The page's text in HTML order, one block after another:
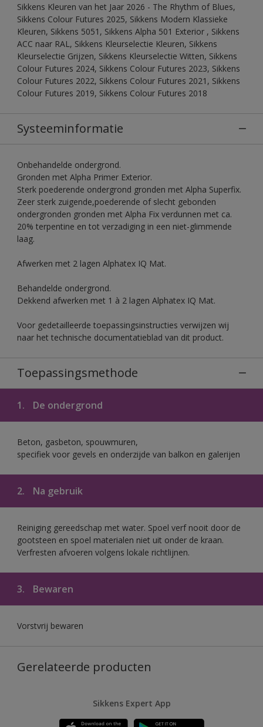
Sikkens Kleuren van het Jaar 2026 - The Rhythm of Blues,
Sikkens Colour Futures 2025, Sikkens Modern Klassieke
Kleuren, Sikkens 5051, Sikkens Alpha 501 Exterior , Sikkens
ACC naar RAL, Sikkens Kleurselectie Kleuren, Sikkens
Kleurselectie Grijzen, Sikkens Kleurselectie Witten, Sikkens
Colour Futures 2024, Sikkens Colour Futures 2023, Sikkens
Colour Futures 2022, Sikkens Colour Futures 2021, Sikkens
Colour Futures 2019, Sikkens Colour Futures 2018
Systeeminformatie
Onbehandelde ondergrond.
Gronden met Alpha Primer Exterior.
Sterk poederende ondergrond gronden met Alpha Superfix.
Zeer sterk zuigende,poederende of slecht gebonden
ondergronden gronden met Alpha Fix verdunnen met ca.
20% terpentine en tot verzadiging in een niet-glimmende
laag.
Afwerken met 2 lagen Alphatex IQ Mat.
Behandelde ondergrond.
Dekkend afwerken met 1 à 2 lagen Alphatex IQ Mat.
Voor gedetailleerde toepassingsinstructies verwijzen wij
naar het technische documentatieblad van dit product.
Toepassingsmethode
1. De ondergrond
Beton, gasbeton, spouwmuren,
specifiek voor gevels en onderzijde van balkon en galerijen
2. Na gebruik
Reiniging gereedschap met water. Spoel verf nooit door de
gootsteen en spoel materialen niet uit onder de kraan.
Verfresten afvoeren volgens lokale richtlijnen.
3. Bewaren
Vorstvrij bewaren
Gerelateerde producten
Sikkens Expert App